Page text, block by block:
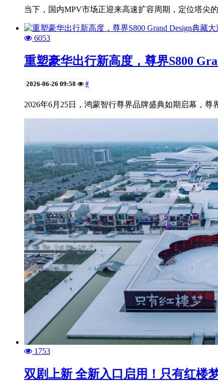
当下，国内MPV市场正迎来高速扩容周期，定位塔尖
6053
重塑豪华出行新高度，尊界S800
·2026-06-26 09:58 #
2026年6月25日，鸿蒙智行尊界品牌盛典如期启幕，尊
1753
双剧上新 全新入口启用！只有红楼